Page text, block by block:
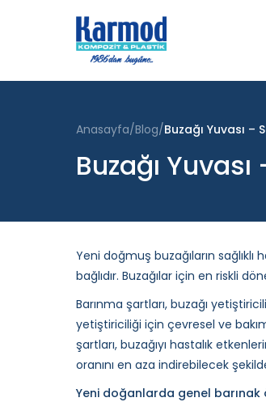
Anasayfa Blog Buzağı Yuvası –
Buzağı
Yeni doğmuş buzağıların
bağlıdır. Buzağılar için en riskli
Barınma şartları, buzağı
yetiştiriciliği için çevresel ve
şartları, buzağıyı hastalık
oranını en aza indirebilecek
Yeni doğanlarda genel barınak